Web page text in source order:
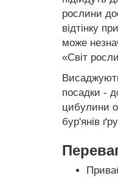
рослини
відтінку
може
«Світ
посадки -
цибулини
бур'янів